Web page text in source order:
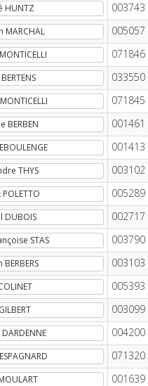
HUNTZ
003743
MARCHAL
005057
071846
033550
071845
BERBEN
001461
001413
THYS
003102
005289
DUBOIS
002717
STAS
003790
003103
005393
003099
004200
071320
001639